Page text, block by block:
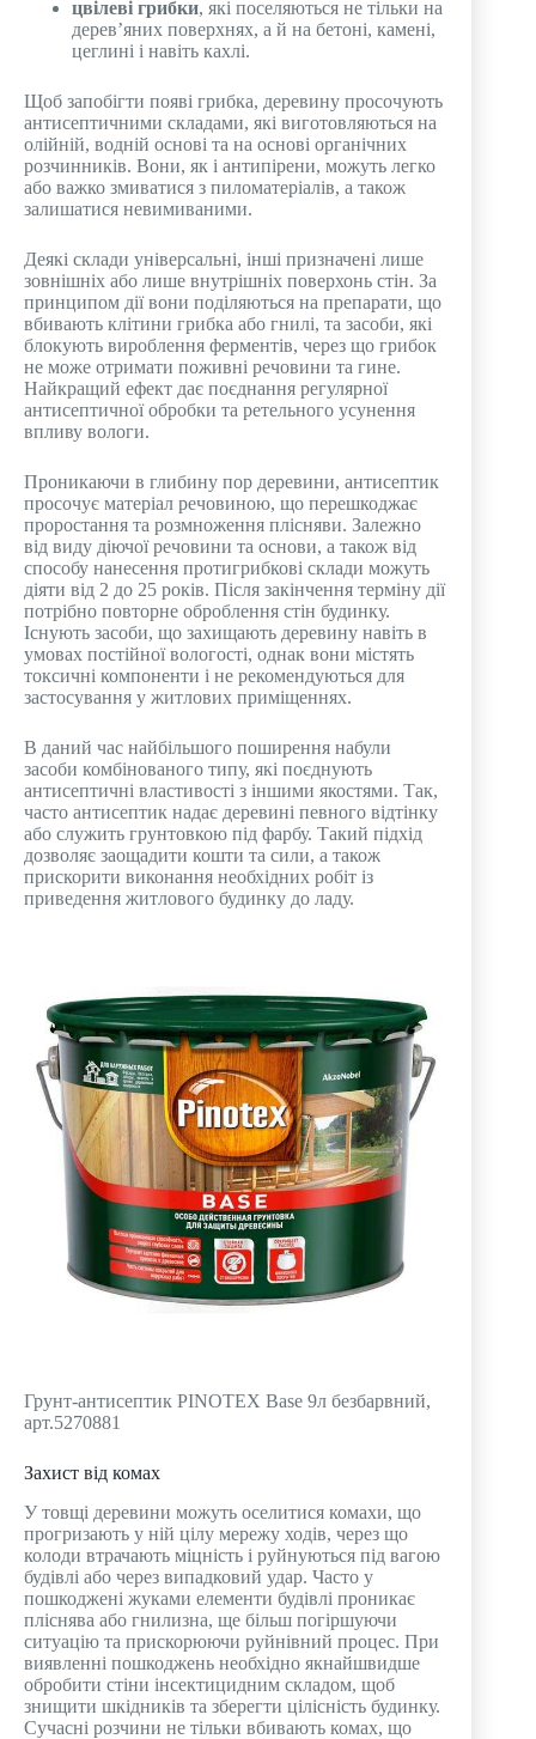
цвілеві грибки, які поселяються не тільки на
дерев’яних поверхнях, а й на бетоні, камені,
цеглині ​​і навіть кахлі.
Щоб запобігти появі грибка, деревину просочують
антисептичними складами, які виготовляються на
олійній, водній основі та на основі органічних
розчинників. Вони, як і антипірени, можуть легко
або важко змиватися з пиломатеріалів, а також
залишатися невимиваними.
Деякі склади універсальні, інші призначені лише
зовнішніх або лише внутрішніх поверхонь стін. За
принципом дії вони поділяються на препарати, що
вбивають клітини грибка або гнилі, та засоби, які
блокують вироблення ферментів, через що грибок
не може отримати поживні речовини та гине.
Найкращий ефект дає поєднання регулярної
антисептичної обробки та ретельного усунення
впливу вологи.
Проникаючи в глибину пор деревини, антисептик
просочує матеріал речовиною, що перешкоджає
проростання та розмноження плісняви. Залежно
від виду діючої речовини та основи, а також від
способу нанесення протигрибкові склади можуть
діяти від 2 до 25 років. Після закінчення терміну дії
потрібно повторне оброблення стін будинку.
Існують засоби, що захищають деревину навіть в
умовах постійної вологості, однак вони містять
токсичні компоненти і не рекомендуються для
застосування у житлових приміщеннях.
В даний час найбільшого поширення набули
засоби комбінованого типу, які поєднують
антисептичні властивості з іншими якостями. Так,
часто антисептик надає деревині певного відтінку
або служить грунтовкою під фарбу. Такий підхід
дозволяє заощадити кошти та сили, а також
прискорити виконання необхідних робіт із
приведення житлового будинку до ладу.
Грунт-антисептик PINOTEX Base 9л безбарвний,
арт.5270881
Захист від комах
У товщі деревини можуть оселитися комахи, що
прогризають у ній цілу мережу ходів, через що
колоди втрачають міцність і руйнуються під вагою
будівлі або через випадковий удар. Часто у
пошкоджені жуками елементи будівлі проникає
пліснява або гнилизна, ще більш погіршуючи
ситуацію та прискорюючи руйнівний процес. При
виявленні пошкоджень необхідно якнайшвидше
обробити стіни інсектицидним складом, щоб
знищити шкідників та зберегти цілісність будинку.
Сучасні розчини не тільки вбивають комах, що